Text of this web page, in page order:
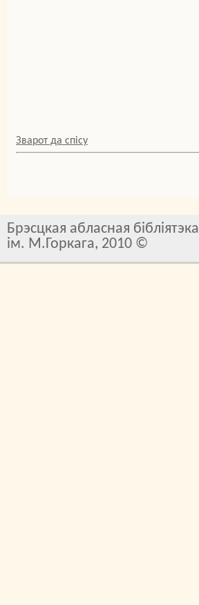
Зварот да спісу
Брэсцкая абласная бібліятэка
ім. М.Горкага, 2010 ©